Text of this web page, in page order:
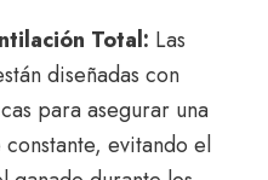
Total: Las
diseñadas con
para asegurar una
evitando el